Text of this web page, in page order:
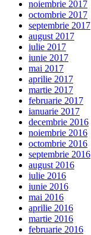
noiembrie 2017
octombrie 2017
septembrie 2017
august 2017
iulie 2017
iunie 2017
mai 2017
aprilie 2017
martie 2017
februarie 2017
ianuarie 2017
decembrie 2016
noiembrie 2016
octombrie 2016
septembrie 2016
august 2016
iulie 2016
iunie 2016
mai 2016
aprilie 2016
martie 2016
februarie 2016